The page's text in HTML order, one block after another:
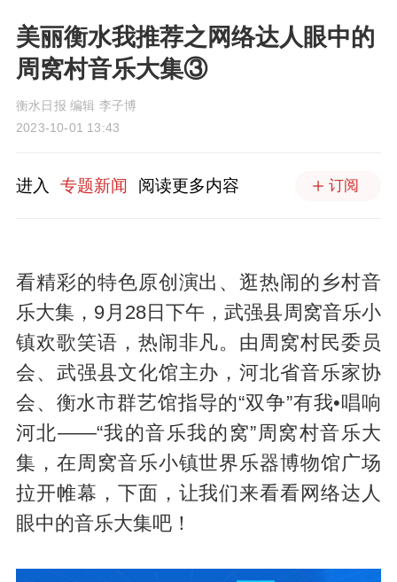
美丽衡水我推荐之网络达人眼中的
周窝村音乐大集③
衡水日报 编辑 李子博
2023-10-01 13:43
进入 专题新闻 阅读更多内容 订阅
看精彩的特色原创演出、逛热闹的乡村音
乐大集，9月28日下午，武强县周窝音乐小
镇欢歌笑语，热闹非凡。由周窝村民委员
会、武强县文化馆主办，河北省音乐家协
会、衡水市群艺馆指导的“双争”有我•唱响
河北——“我的音乐我的窝”周窝村音乐大
集，在周窝音乐小镇世界乐器博物馆广场
拉开帷幕，下面，让我们来看看网络达人
眼中的音乐大集吧！